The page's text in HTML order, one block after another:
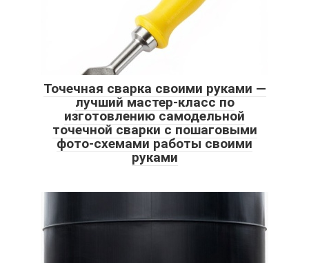
Точечная сварка своими руками —
лучший мастер-класс по
изготовлению самодельной
точечной сварки с пошаговыми
фото-схемами работы своими
руками